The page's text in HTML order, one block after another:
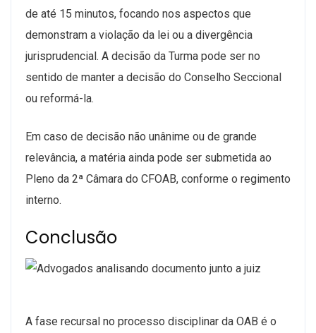
de até 15 minutos, focando nos aspectos que
demonstram a violação da lei ou a divergência
jurisprudencial. A decisão da Turma pode ser no
sentido de manter a decisão do Conselho Seccional
ou reformá-la.
Em caso de decisão não unânime ou de grande
relevância, a matéria ainda pode ser submetida ao
Pleno da 2ª Câmara do CFOAB, conforme o regimento
interno.
Conclusão
A fase recursal no processo disciplinar da OAB é o